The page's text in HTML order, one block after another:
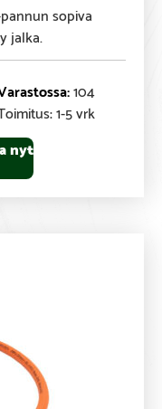
sopiva
jalka.
104
1-5 vrk
nyt